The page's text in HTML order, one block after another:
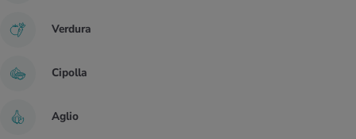
Verdura
Cipolla
Aglio